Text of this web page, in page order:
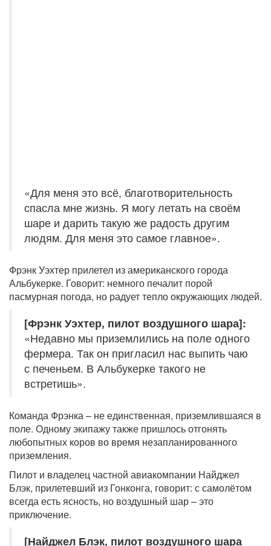
«Для меня это всё, благотворительность
спасла мне жизнь. Я могу летать на своём
шаре и дарить такую же радость другим
людям. Для меня это самое главное».
Фрэнк Уэхтер прилетел из американского города
Альбукерке. Говорит: немного печалит порой
пасмурная погода, но радует тепло окружающих людей.
[Фрэнк Уэхтер, пилот воздушного шара]:
«Недавно мы приземлились на поле одного
фермера. Так он пригласил нас выпить чаю
с печеньем. В Альбукерке такого не
встретишь».
Команда Фрэнка – не единственная, приземлившаяся в
поле. Одному экипажу также пришлось отгонять
любопытных коров во время незапланированного
приземления.
Пилот и владелец частной авиакомпании Найджел
Блэк, прилетевший из Гонконга, говорит: с самолётом
всегда есть ясность, но воздушный шар – это
приключение.
[Найджел Блэк, пилот воздушного шара